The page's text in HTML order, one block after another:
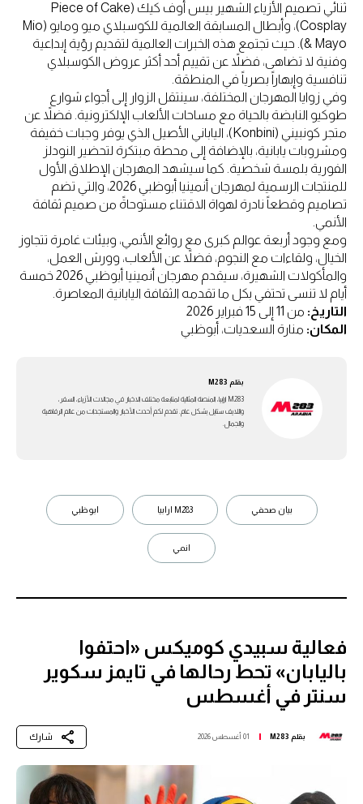
ثنائي تصميم الأزياء الشهير بيس أوف كيك (Piece of Cake
Cosplay)، وأبطال المسابقة العالمية للكوسبلاي ميو ومايو (Mio
& Mayo). حيث تجتمع هذه الخبرات العالمية لتقديم رؤية إبداعية
وفنية لا تضاهى، فضلاً عن تقييم أحد أكثر عروض الكوسبلاي
تنافسية وإبهاراً بصرياً في المنطقة.
وفي زوايا المهرجان المختلفة، سينتقل الزوار إلى أجواء شوارع
طوكيو النابضة بالحياة مع مساحات الألعاب الإلكترونية. فضلاً عن
متجر كونبيني (Konbini)، الياباني الأصيل الذي يوفر وجبات خفيفة
ومشروبات يابانية، بالإضافة إلى محطة مبتكرة لتحضير النودلز
الفورية بلمسة شخصية. كما سيشهد المهرجان الإطلاق الأول
للمنتجات الرسمية لمهرجان أنمينيا أبوظبي 2026، والتي تضم
تصاميم وقطعاً نادرة لهواة الاقتناء مستوحاةً من صميم ثقافة
الأنمي.
ومع وجود أربعة عوالم كبرى مع روائع الأنمي، وبيئات غامرة تتجاوز
الخيال، ولقاءات مع النجوم، فضلاً عن الألعاب، وورش العمل،
والمأكولات الشهيرة، سيقدم مهرجان أنمينيا أبوظبي 2026 خمسة
أيام لا تنسى تحتفي بكل ما تقدمه الثقافة اليابانية المعاصرة.
التاريخ: من 11 إلى 15 فبراير 2026
المكان: منارة السعديات، أبوظبي
بقلم M283
M283 ارابيا، المنصة المثالية لمتابعة مختلف الاخبار في مجالات الأزياء، السفر،
واللايف ستايل بشكل عام. تقدم لكم أحدث الأخبار والمستجدات من عالم الرفاهية
والجمال.
بيان صحفي M283 ارابيا ابوظبي
انمي
فعالية سبيدي كوميكس «احتفوا
باليابان» تحط رحالها في تايمز سكوير
سنتر في أغسطس
بقلم M283 01 أغسطس 2026 شارك